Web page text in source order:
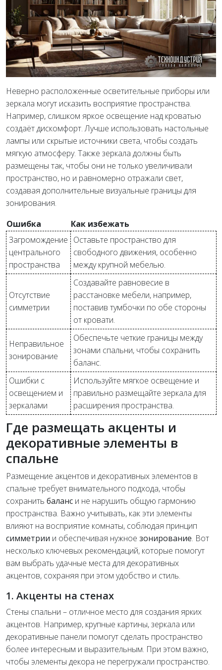
Неверно расположенные осветительные приборы или
зеркала могут исказить восприятие пространства.
Например, слишком яркое освещение над кроватью
создаёт дискомфорт. Лучше использовать настольные
лампы или скрытые источники света, чтобы создать
мягкую атмосферу. Также зеркала должны быть
размещены так, чтобы они не только увеличивали
пространство, но и равномерно отражали свет,
создавая дополнительные визуальные границы для
зонирования.
Ошибка
Как избежать
Загромождение
центрального
пространства
Оставьте пространство для
свободного движения, особенно
между крупной мебелью.
Отсутствие
симметрии
Создавайте равновесие в
расстановке мебели, например,
поставив тумбочки по обе стороны
от кровати.
Неправильное
зонирование
Обеспечьте четкие границы между
зонами спальни, чтобы сохранить
баланс.
Ошибки с
освещением и
зеркалами
Используйте мягкое освещение и
правильно размещайте зеркала для
расширения пространства.
Где размещать акценты и
декоративные элементы в
спальне
Размещение акцентов и декоративных элементов в
спальне требует внимательного подхода, чтобы
сохранить баланс и не нарушить общую гармонию
пространства. Важно учитывать, как эти элементы
влияют на восприятие комнаты, соблюдая принцип
симметрии и обеспечивая нужное зонирование. Вот
несколько ключевых рекомендаций, которые помогут
вам выбрать удачные места для декоративных
акцентов, сохраняя при этом удобство и стиль.
1. Акценты на стенах
Стены спальни – отличное место для создания ярких
акцентов. Например, крупные картины, зеркала или
декоративные панели помогут сделать пространство
более интересным и выразительным. При этом важно,
чтобы элементы декора не перегружали пространство.